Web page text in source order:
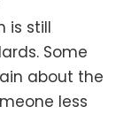
is still
Some
about the
less